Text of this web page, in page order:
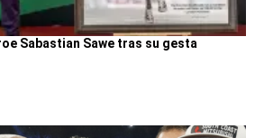
Sabastian Sawe tras su gesta